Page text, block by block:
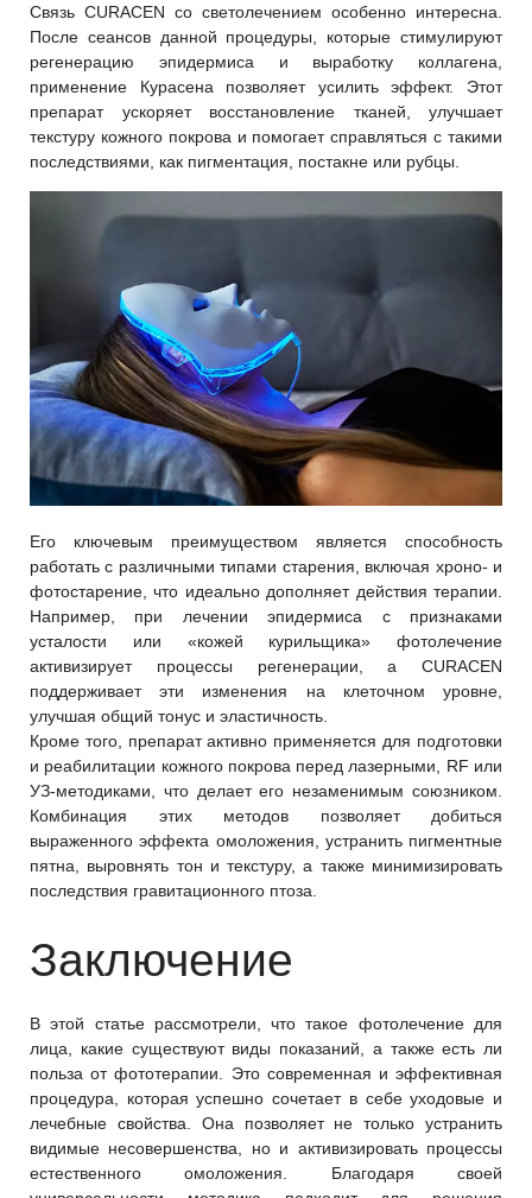
Связь CURACEN со светолечением особенно интересна.
После сеансов данной процедуры, которые стимулируют
регенерацию эпидермиса и выработку коллагена,
применение Курасена позволяет усилить эффект. Этот
препарат ускоряет восстановление тканей, улучшает
текстуру кожного покрова и помогает справляться с такими
последствиями, как пигментация, постакне или рубцы.
Его ключевым преимуществом является способность
работать с различными типами старения, включая хроно- и
фотостарение, что идеально дополняет действия терапии.
Например, при лечении эпидермиса с признаками
усталости или «кожей курильщика» фотолечение
активизирует процессы регенерации, а CURACEN
поддерживает эти изменения на клеточном уровне,
улучшая общий тонус и эластичность.
Кроме того, препарат активно применяется для подготовки
и реабилитации кожного покрова перед лазерными, RF или
УЗ-методиками, что делает его незаменимым союзником.
Комбинация этих методов позволяет добиться
выраженного эффекта омоложения, устранить пигментные
пятна, выровнять тон и текстуру, а также минимизировать
последствия гравитационного птоза.
Заключение
В этой статье рассмотрели, что такое фотолечение для
лица, какие существуют виды показаний, а также есть ли
польза от фототерапии. Это современная и эффективная
процедура, которая успешно сочетает в себе уходовые и
лечебные свойства. Она позволяет не только устранить
видимые несовершенства, но и активизировать процессы
естественного омоложения. Благодаря своей